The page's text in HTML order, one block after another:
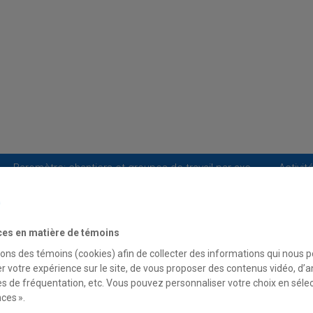
Baromètre: chantiers et groupes de travail par axe
des travaux dans le champ de
en éducation et formation
en matière de témoins
des témoins (cookies) afin de collecter des informations qui nous
votre expérience sur le site, de vous proposer des contenus vidéo,
de fréquentation, etc. Vous pouvez personnaliser votre choix en
».